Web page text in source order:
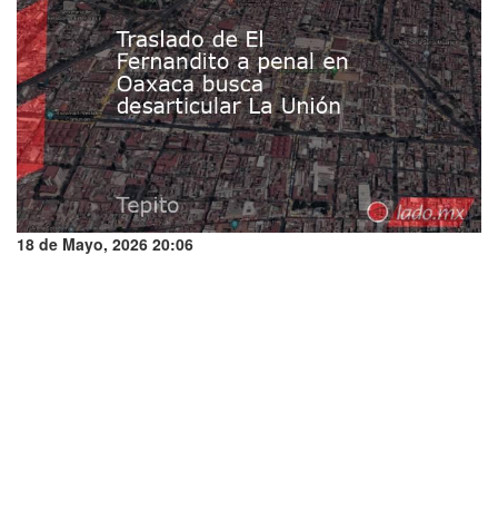
18 de Mayo, 2026 20:06